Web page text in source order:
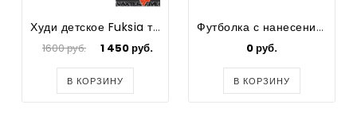
Худи детское Fuksia т.розовый р.134
1600 руб. 1 450 руб.
В КОРЗИНУ
Футболка с нанесением
0 руб.
В КОРЗИНУ